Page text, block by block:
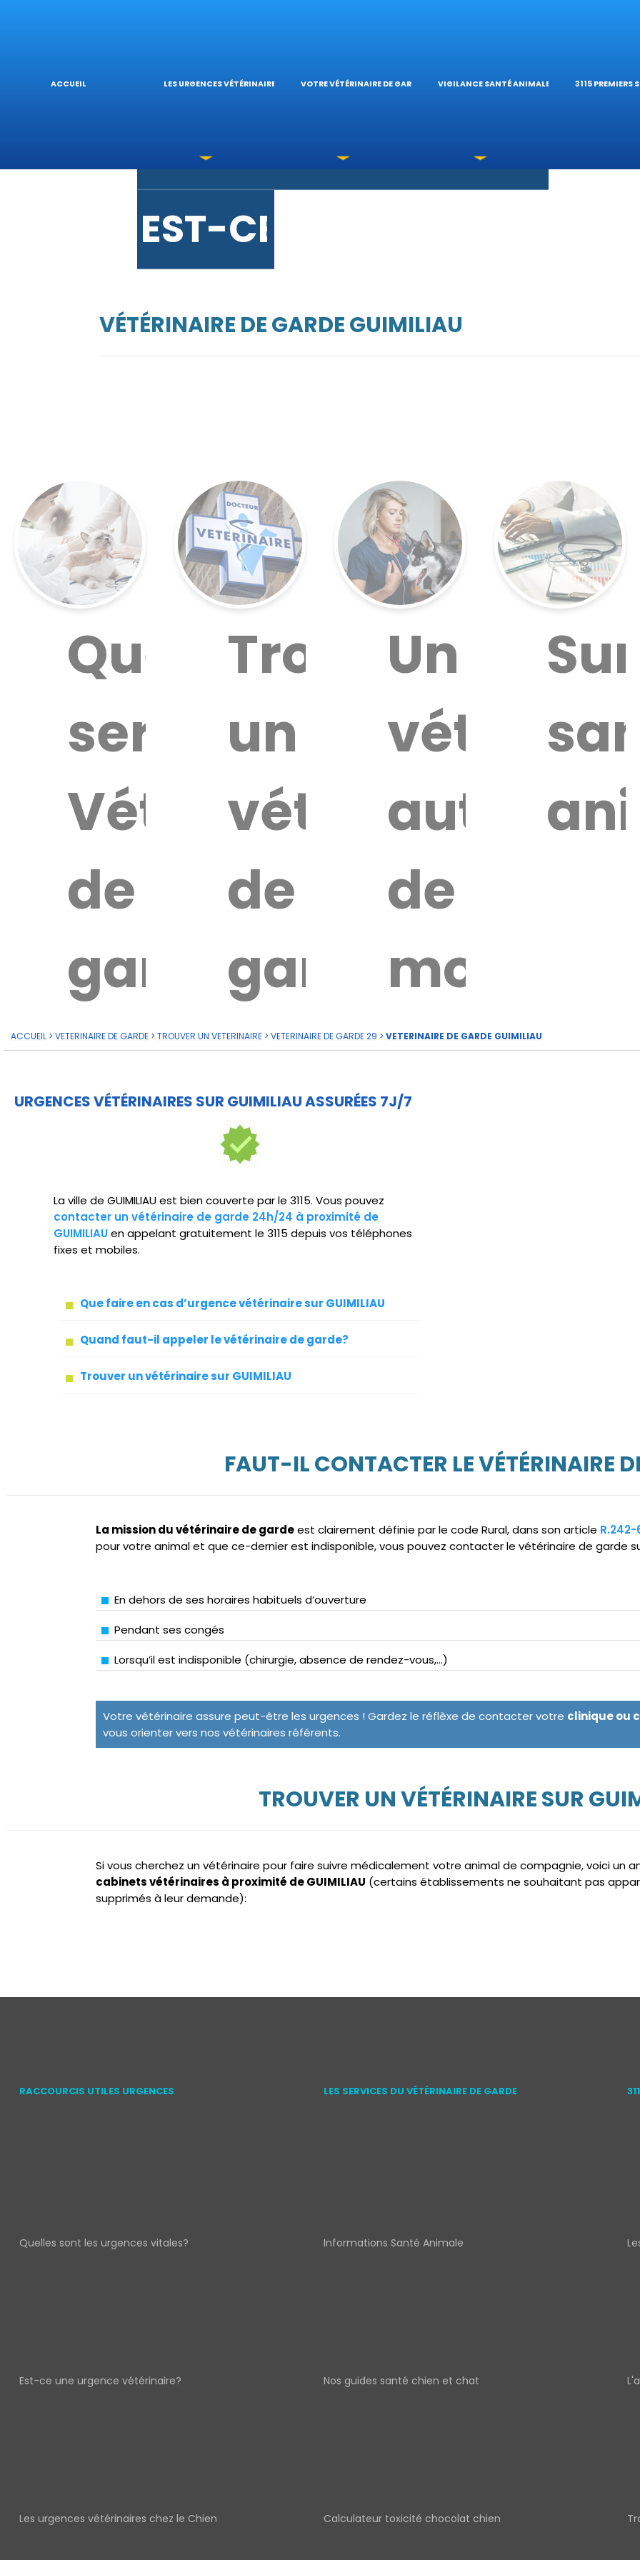
ACCUEIL LES URGENCES VÉTÉRINAIRES
URGENCES
LES INTOXICATIONS
EST-CE UNE URGENCE?
VOTRE VÉTÉRINAIRE DE GARDE
L’HÔPITAL
VÉTÉRINAIRES DU
VIGILANCE SANTÉ ANIMALE
GUIDES
3115 PREMIERS
VÉTÉRINAIRE DE GARDE GUIMILIAU
Quel
service
Vétérinaire
de
garde?
Trouver
un
vétérinaire
de
garde
Un
autour
de
moi
ACCUEIL > VETERINAIRE DE GARDE > TROUVER UN VETERINAIRE > VETERINAIRE DE GARDE 29 > VETERINAIRE DE GARDE GUIMILIAU
URGENCES VÉTÉRINAIRES SUR GUIMILIAU ASSURÉES 7J/7
La ville de GUIMILIAU est bien couverte par le 3115. Vous pouvez
contacter un vétérinaire de garde 24h/24 à proximité de
GUIMILIAUen appelant gratuitement le 3115 depuis vos téléphones
fixes et mobiles.
Que faire en cas d’urgence vétérinaire sur GUIMILIAU
Quand faut-il appeler le vétérinaire de garde?
Trouver un vétérinaire sur GUIMILIAU
FAUT-IL CONTACTER LE VÉTÉRINAIRE
La mission du vétérinaire de gardeest clairement définie par le code Rural, dans son article R.242-
pour votre animal et que ce-dernier est indisponible, vous pouvez contacter le vétérinaire de garde sur
En dehors de ses horaires habituels d’ouverture
Pendant ses congés
Lorsqu’il est indisponible (chirurgie, absence de rendez-vous,...)
Votre vétérinaire assure peut-être les urgences ! Gardez le réflèxe de contacter votre clinique ou
vous orienter vers nos vétérinaires référents.
TROUVER UN VÉTÉRINAIRE SUR
Si vous cherchez un vétérinaire pour faire suivre médicalement votre animal de compagnie, voici un
cabinets vétérinaires à proximité de GUIMILIAU (certains établissements ne souhaitant pas
supprimés à leur demande):
RACCOURCIS UTILES URGENCES
Quelles sont les urgences vitales?
Est-ce une urgence vétérinaire?
Les urgences vétérinaires chez le Chien
LES SERVICES DU VÉTÉRINAIRE DE GARDE
Informations Santé Animale
Nos guides santé chien et chat
Calculateur toxicité chocolat chien